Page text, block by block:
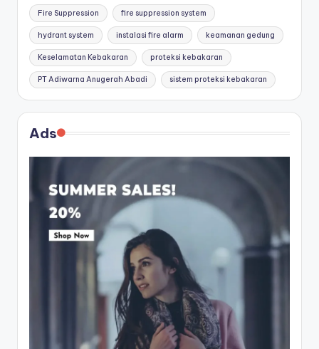
Fire Suppression fire suppression system
hydrant system instalasi fire alarm keamanan gedung
Keselamatan Kebakaran proteksi kebakaran
PT Adiwarna Anugerah Abadi sistem proteksi kebakaran
Ads